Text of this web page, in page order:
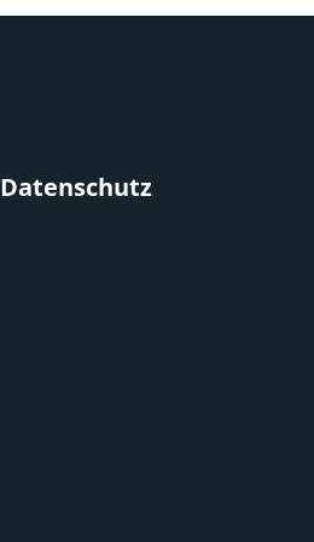
Datenschutz